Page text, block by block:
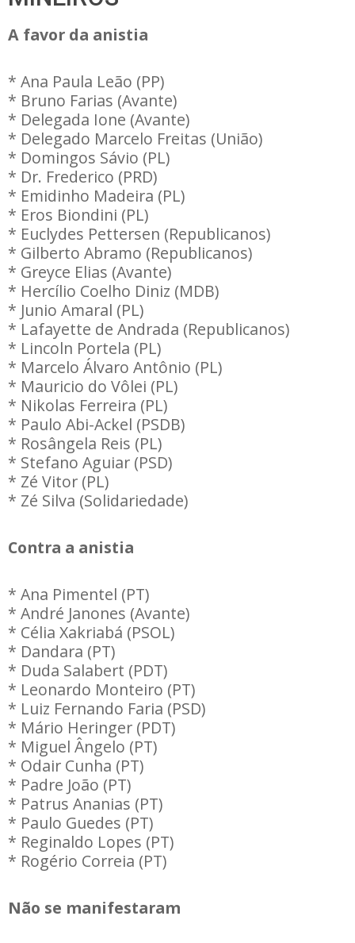
A favor da anistia
* Ana Paula Leão (PP)
* Bruno Farias (Avante)
* Delegada Ione (Avante)
* Delegado Marcelo Freitas (União)
* Domingos Sávio (PL)
* Dr. Frederico (PRD)
* Emidinho Madeira (PL)
* Eros Biondini (PL)
* Euclydes Pettersen (Republicanos)
* Gilberto Abramo (Republicanos)
* Greyce Elias (Avante)
* Hercílio Coelho Diniz (MDB)
* Junio Amaral (PL)
* Lafayette de Andrada (Republicanos)
* Lincoln Portela (PL)
* Marcelo Álvaro Antônio (PL)
* Mauricio do Vôlei (PL)
* Nikolas Ferreira (PL)
* Paulo Abi-Ackel (PSDB)
* Rosângela Reis (PL)
* Stefano Aguiar (PSD)
* Zé Vitor (PL)
* Zé Silva (Solidariedade)
Contra a anistia
* Ana Pimentel (PT)
* André Janones (Avante)
* Célia Xakriabá (PSOL)
* Dandara (PT)
* Duda Salabert (PDT)
* Leonardo Monteiro (PT)
* Luiz Fernando Faria (PSD)
* Mário Heringer (PDT)
* Miguel Ângelo (PT)
* Odair Cunha (PT)
* Padre João (PT)
* Patrus Ananias (PT)
* Paulo Guedes (PT)
* Reginaldo Lopes (PT)
* Rogério Correia (PT)
Não se manifestaram